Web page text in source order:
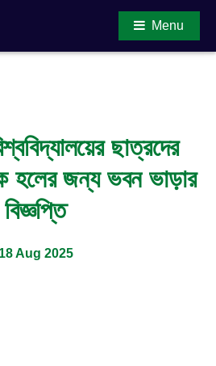
Menu
ছাত্রদের
হলের জন্য ভবন ভাড়ার
বিজ্ঞপ্তি
18 Aug 2025